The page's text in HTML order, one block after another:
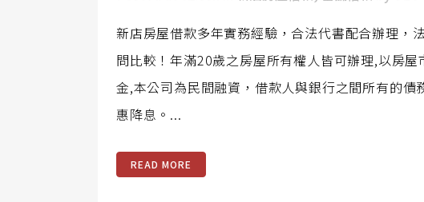
新店房屋借款多年實務經驗，合法代書配合辦理，
問比較！年滿20歲之房屋所有權人皆可辦理,以房
金,本公司為民間融資，借款人與銀行之間所有的
惠降息。...
READ MORE